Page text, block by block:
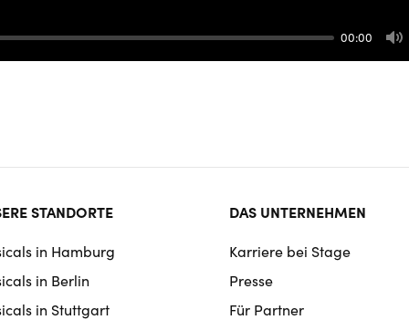
00:00
STANDORTE
in Hamburg
in Berlin
in Stuttgart
DAS UNTERNEHMEN
Karriere bei Stage
Presse
Für Partner